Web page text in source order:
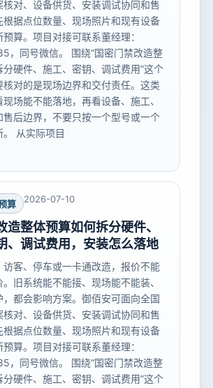
核对、设备供货、安装调试协同和售
根据点位数量、现场照片和现有设备
算。项目对接可联系董经理：
，同号微信。 围绕“国密门禁改造整
硬件、施工、密钥、调试费用”这个
核对的是现场边界和交付责任。这类
场能不能落地，再看设备、施工、
售后边界，不要只按一个型号或一个
从实际项目
算 2026-07-10
造整体预算如何拆分硬件、
、调试费用，安装怎么落地
访客、停车或一卡通改造，报价不能
旧系统能不能接、现场能不能装、
，都会影响方案。御佰安可面向全国
核对、设备供货、安装调试协同和售
根据点位数量、现场照片和现有设备
算。项目对接可联系董经理：
，同号微信。 围绕“国密门禁改造整
硬件、施工、密钥、调试费用”这个